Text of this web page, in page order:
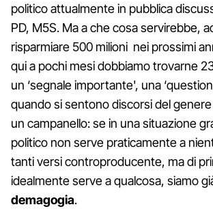
politico attualmente in pubblica
PD, M5S. Ma a che cosa servirebbe,
risparmiare 500 milioni nei prossimi
qui a pochi mesi dobbiamo trovarne
un ‘segnale importante', una
quando si sentono discorsi del
un campanello: se in una situazione
politico non serve praticamente a
tanti versi controproducente, ma di
idealmente serve a qualcosa, siamo
demagogia.